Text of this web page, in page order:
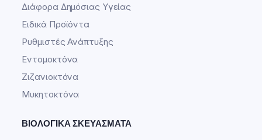
Διάφορα Δημόσιας Υγείας
Ειδικά Προϊόντα
Ρυθμιστές Ανάπτυξης
Εντομοκτόνα
Ζιζανιοκτόνα
Μυκητοκτόνα
ΒΙΟΛΟΓΙΚΆ ΣΚΕΥΆΣΜΑΤΑ